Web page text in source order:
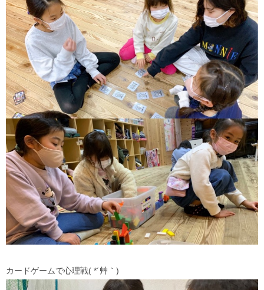
カードゲームで心理戦( *´艸｀)